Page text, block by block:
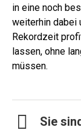
in eine noch
weiterhin dabei
Rekordzeit
lassen, ohne
müssen.
Sie